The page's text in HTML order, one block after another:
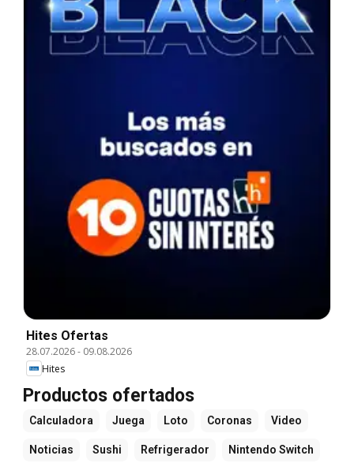
Hites Ofertas
28.07.2026- 09.08.2026
Hites
Productos ofertados
Calculadora Juega Loto Coronas Video
Noticias Sushi Refrigerador Nintendo Switch